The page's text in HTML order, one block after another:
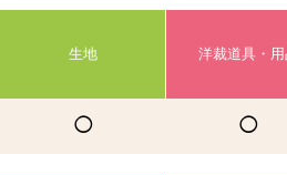
生地 洋裁道具・用
◯ ◯